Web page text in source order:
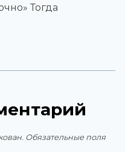
Тогда
Обязательные поля